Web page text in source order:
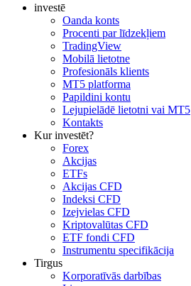
investē
Oanda konts
Procenti par līdzekļiem
TradingView
Mobilā lietotne
Profesionāls klients
MT5 platforma
Papildini kontu
Lejupielādē lietotni vai MT5
Kontakts
Kur investēt?
Forex
Akcijas
ETFs
Akcijas CFD
Indeksi CFD
Izejvielas CFD
Kriptovalūtas CFD
ETF fondi CFD
Instrumentu specifikācija
Tirgus
Korporatīvās darbības